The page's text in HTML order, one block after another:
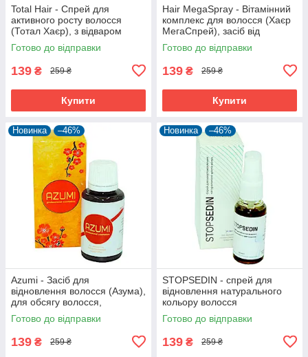
Total Hair - Спрей для
активного росту волосся
(Тотал Хаєр), з відваром
кропиви, звіробою і кофеїну
Готово до відправки
139 ₴ 259 ₴
Купити
Hair MegaSpray - Вітамінний
комплекс для волосся (Хаєр
МегаСпрей), засіб від
облисіння, випадання
волосся
Готово до відправки
139 ₴ 259 ₴
Купити
Новинка –46%
Azumi - Засіб для
відновлення волосся (Азума),
для обсягу волосся,
комплексний догляд
Готово до відправки
139 ₴ 259 ₴
Новинка –46%
STOPSEDIN - спрей для
відновлення натурального
кольору волосся
(Стопседин), бореться з
сивим волоссям
Готово до відправки
139 ₴ 259 ₴